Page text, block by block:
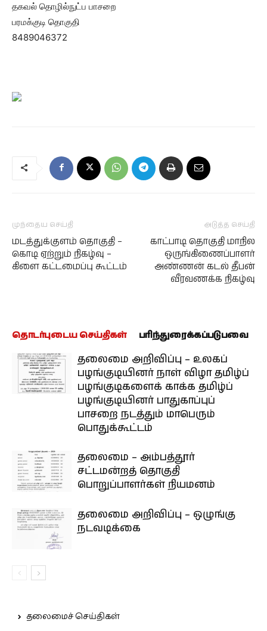
தகவல் தொழில்நுட்ப பாசறை
பரமக்குடி தொகுதி
8489046372
முந்தைய செய்தி
மடத்துக்குளம் தொகுதி –
கொடி ஏற்றும் நிகழ்வு –
கிளை கட்டமைப்பு கூட்டம்
அடுத்த செய்தி
காட்பாடி தொகுதி மாநில
ஒருங்கிணைப்பாளர்
அண்ணன் கடல் தீபன்
வீரவணக்க நிகழ்வு
தொடர்புடைய செய்திகள் பரிந்துரைக்கப்படுபவை
தலைமை அறிவிப்பு – உலகப்
பழங்குடியினர் நாள் விழா தமிழ்ப்
பழங்குடிகளைக் காக்க தமிழ்ப்
பழங்குடியினர் பாதுகாப்புப்
பாசறை நடத்தும் மாபெரும்
பொதுக்கூட்டம்
தலைமை – அம்பத்தூர்
சட்டமன்றத் தொகுதி
பொறுப்பாளர்கள் நியமனம்
தலைமை அறிவிப்பு – ஒழுங்கு
நடவடிக்கை
தலைமைச் செய்திகள்